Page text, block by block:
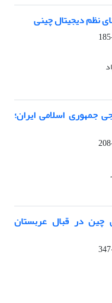
نظم دیجیتال چینی
اسلامی ایران؛
چین در قبال عربستان